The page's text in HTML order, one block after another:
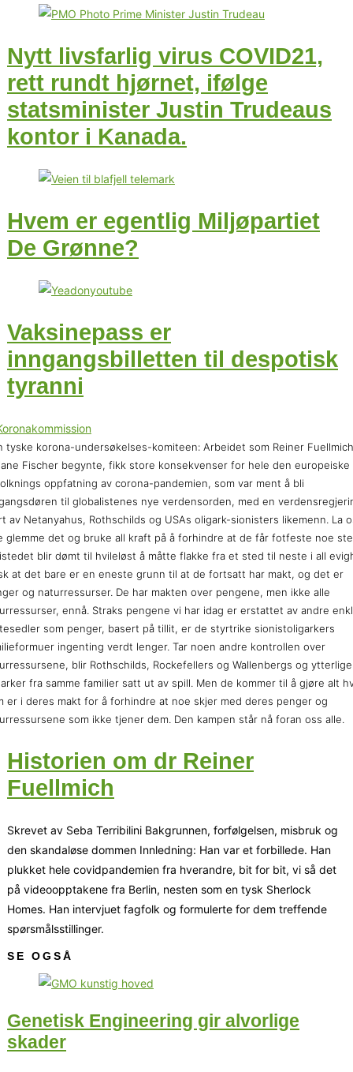
Nytt livsfarlig virus COVID21,
rett rundt hjørnet, ifølge
statsminister Justin Trudeaus
kontor i Kanada.
Hvem er egentlig Miljøpartiet
De Grønne?
Vaksinepass er
inngangsbilletten til despotisk
tyranni
tyske korona-undersøkelses-komiteen: Arbeidet som Reiner
Fischer begynte, fikk store konsekvenser for hele den europeiske
oppfatning av corona-pandemien, som var ment å bli
til globalistenes nye verdensorden, med en
av Netanyahus, Rothschilds og USAs oligark-sionisters likemenn. La
glemme det og bruke all kraft på å forhindre at de får fotfeste noe
blir dømt til hvileløst å måtte flakke fra et sted til neste i all
at det bare er en eneste grunn til at de fortsatt har makt, og det er
og naturressurser. De har makten over pengene, men ikke alle
ennå. Straks pengene vi har idag er erstattet av andre
som penger, basert på tillit, er de styrtrike sionistoligarkers
ingenting verdt lenger. Tar noen andre kontrollen over
blir Rothschilds, Rockefellers og Wallenbergs og ytterlige
fra samme familier satt ut av spill. Men de kommer til å gjøre alt
er i deres makt for å forhindre at noe skjer med deres penger og
som ikke tjener dem. Den kampen står nå foran oss alle.
Historien om dr Reiner
Fuellmich
Skrevet av Seba Terribilini Bakgrunnen, forfølgelsen, misbruk og
den skandaløse dommen Innledning: Han var et forbillede. Han
plukket hele covidpandemien fra hverandre, bit for bit, vi så det
på videoopptakene fra Berlin, nesten som en tysk Sherlock
Homes. Han intervjuet fagfolk og formulerte for dem treffende
spørsmålsstillinger.
SE OGSÅ
Genetisk Engineering gir alvorlige
skader